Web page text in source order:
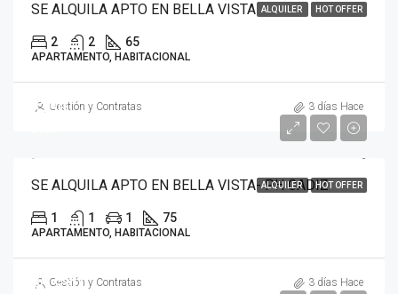
ALQUILER HOT OFFER
SE ALQUILA APTO EN BELLA VISTA
2 2 65
APARTAMENTO, HABITACIONAL
Gestión y Contratas 3 días Hace
ALQUILER HOT OFFER
$750
SE ALQUILA APTO EN BELLA VISTA- PH CADIZ
1 1 1 75
APARTAMENTO, HABITACIONAL
Gestión y Contratas 3 días Hace
40$310